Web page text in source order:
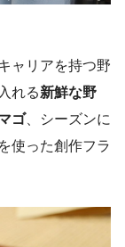
ャリアを持つ野
れる新鮮な野
ゴ、シーズンに
を使った創作フラ